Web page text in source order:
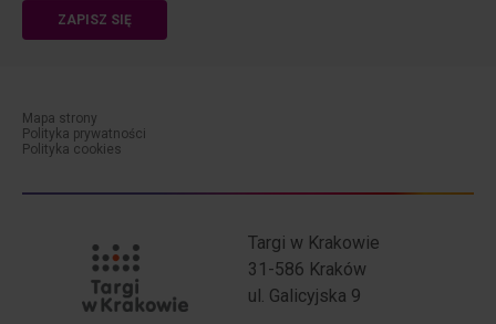
ZAPISZ SIĘ
menu-dolne-cookies
Mapa strony
Polityka prywatności
Polityka cookies
Targi w Krakowie
31-586 Kraków
ul. Galicyjska 9